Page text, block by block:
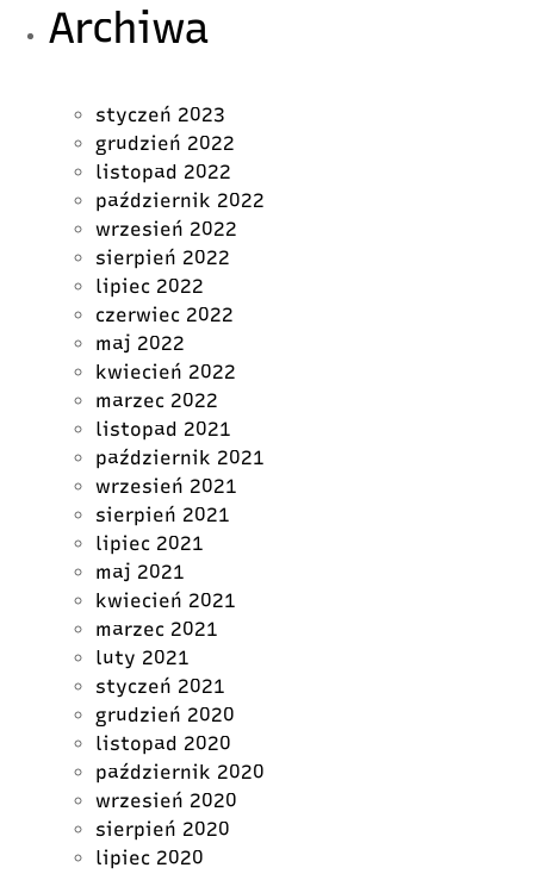
Archiwa
styczeń 2023
grudzień 2022
listopad 2022
październik 2022
wrzesień 2022
sierpień 2022
lipiec 2022
czerwiec 2022
maj 2022
kwiecień 2022
marzec 2022
listopad 2021
październik 2021
wrzesień 2021
sierpień 2021
lipiec 2021
maj 2021
kwiecień 2021
marzec 2021
luty 2021
styczeń 2021
grudzień 2020
listopad 2020
październik 2020
wrzesień 2020
sierpień 2020
lipiec 2020